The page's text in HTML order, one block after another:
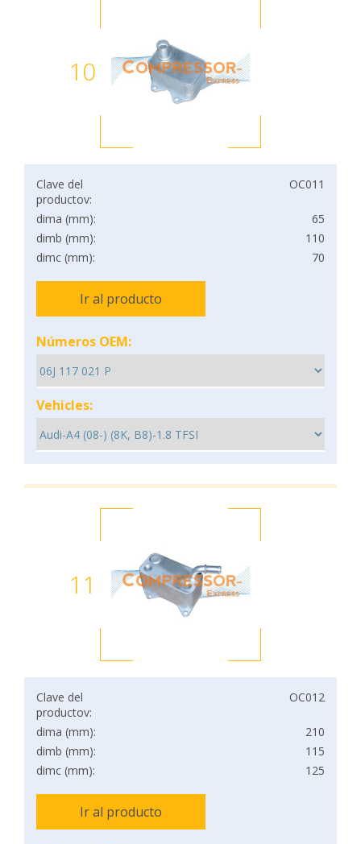
10
Clave del
productov:
OC011
dima (mm):
65
dimb (mm):
110
dimc (mm):
70
Ir al producto
Números OEM:
Vehicles:
11
Clave del
productov:
OC012
dima (mm):
210
dimb (mm):
115
dimc (mm):
125
Ir al producto